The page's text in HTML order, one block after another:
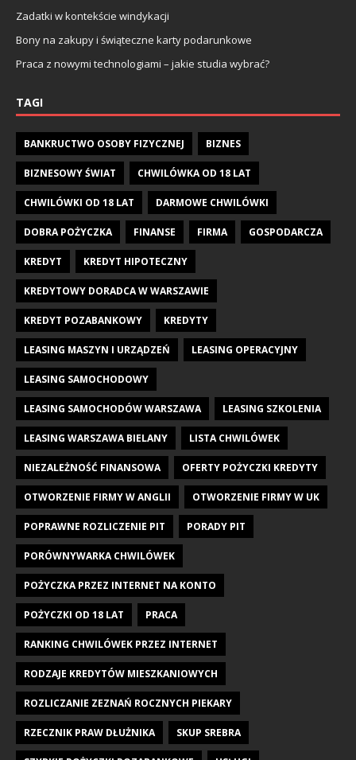
Zadatki w kontekście windykacji
Bony na zakupy i świąteczne karty podarunkowe
Praca z nowymi technologiami – jakie studia wybrać?
TAGI
BANKRUCTWO OSOBY FIZYCZNEJ BIZNES
BIZNESOWY ŚWIAT CHWILÓWKA OD 18 LAT
CHWILÓWKI OD 18 LAT DARMOWE CHWILÓWKI
DOBRA POŻYCZKA FINANSE FIRMA GOSPODARCZA
KREDYT KREDYT HIPOTECZNY
KREDYTOWY DORADCA W WARSZAWIE
KREDYT POZABANKOWY KREDYTY
LEASING MASZYN I URZĄDZEŃ LEASING OPERACYJNY
LEASING SAMOCHODOWY
LEASING SAMOCHODÓW WARSZAWA LEASING SZKOLENIA
LEASING WARSZAWA BIELANY LISTA CHWILÓWEK
NIEZALEŻNOŚĆ FINANSOWA OFERTY POŻYCZKI KREDYTY
OTWORZENIE FIRMY W ANGLII OTWORZENIE FIRMY W UK
POPRAWNE ROZLICZENIE PIT PORADY PIT
PORÓWNYWARKA CHWILÓWEK
POŻYCZKA PRZEZ INTERNET NA KONTO
POŻYCZKI OD 18 LAT PRACA
RANKING CHWILÓWEK PRZEZ INTERNET
RODZAJE KREDYTÓW MIESZKANIOWYCH
ROZLICZANIE ZEZNAŃ ROCZNYCH PIEKARY
RZECZNIK PRAW DŁUŻNIKA SKUP SREBRA